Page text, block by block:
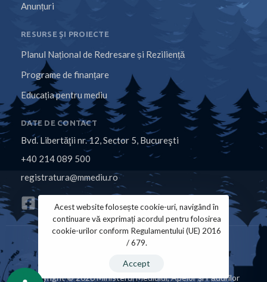
Anunțuri
RESURSE ȘI PROIECTE
Planul Național de Redresare și Reziliență
Programe de finanțare
Educația pentru mediu
DATE DE CONTACT
Bvd. Libertăţii nr. 12, Sector 5, Bucureşti
+40 214 089 500
registratura@mmediu.ro
Copyright © 2026 Ministerul Mediului, Apelor și Pădurilor
Acest website folosește cookie-uri, navigând în
continuare vă exprimați acordul pentru folosirea
cookie-urilor conform Regulamentului (UE) 2016
/ 679.
Accept